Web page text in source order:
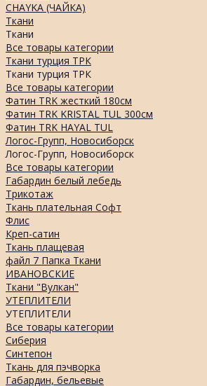
CHAYKA (ЧАЙКА)
Ткани
Ткани
Все товары категории
Ткани турция ТРК
Ткани турция ТРК
Все товары категории
Фатин TRK жесткий 180см
Фатин TRK KRISTAL TUL 300см
Фатин TRK HAYAL TUL
Логос-Групп, Новосиборск
Логос-Групп, Новосиборск
Все товары категории
Габардин белый лебедь
Трикотаж
Ткань плательная Софт
Флис
Креп-сатин
Ткань плащевая
файл 7 Папка Ткани
ИВАНОВСКИЕ
Ткани "Вулкан"
УТЕПЛИТЕЛИ
УТЕПЛИТЕЛИ
Все товары категории
Сиберия
Синтепон
Ткань для пэчворка
Габардин, бельевые